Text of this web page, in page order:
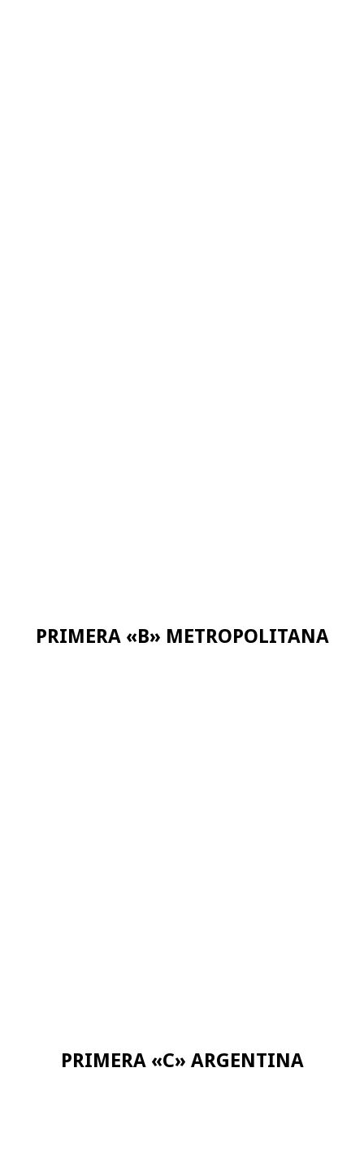
PRIMERA «B» METROPOLITANA
PRIMERA «C» ARGENTINA